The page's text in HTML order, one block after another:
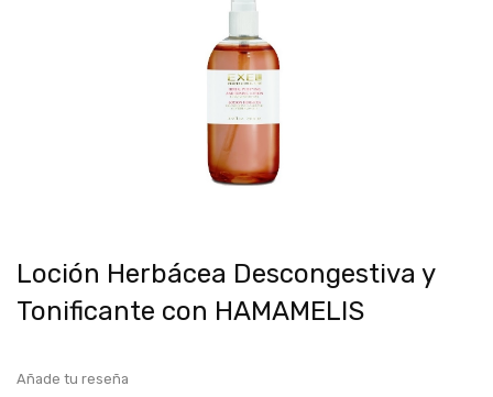
Loción Herbácea Descongestiva y
Tonificante con HAMAMELIS
Añade tu reseña